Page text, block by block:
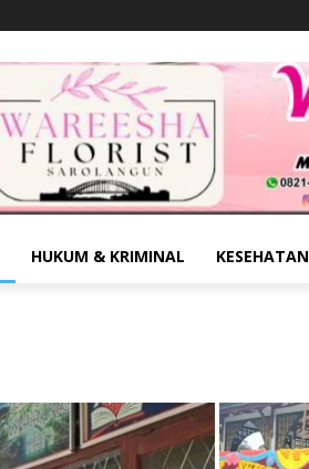
HUKUM & KRIMINAL KESEHATAN